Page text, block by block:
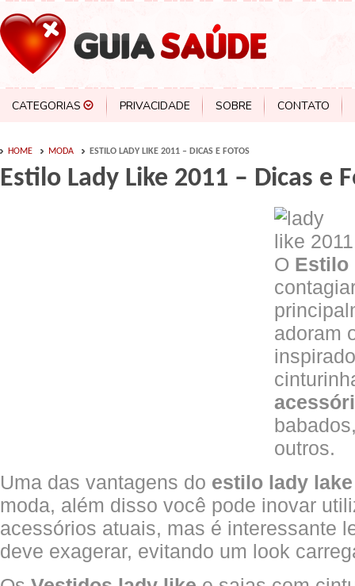
CATEGORIAS PRIVACIDADE SOBRE CONTATO
HOME MODA ESTILO LADY LIKE 2011 – DICAS E FOTOS
Estilo Lady Like 2011 – Dicas e
O Estilo
adoram
outros.
Uma das vantagens do estilo lady lake
moda, além disso você pode inovar
acessórios atuais, mas é interessante
deve exagerar, evitando um look